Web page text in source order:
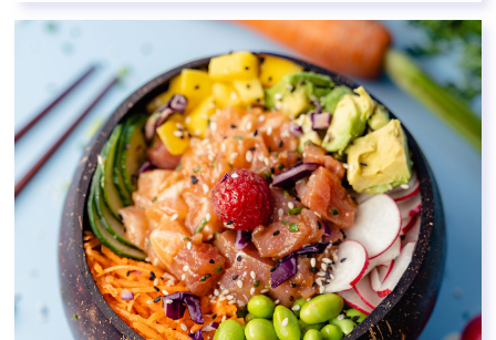
EN SAVOIR PLUS